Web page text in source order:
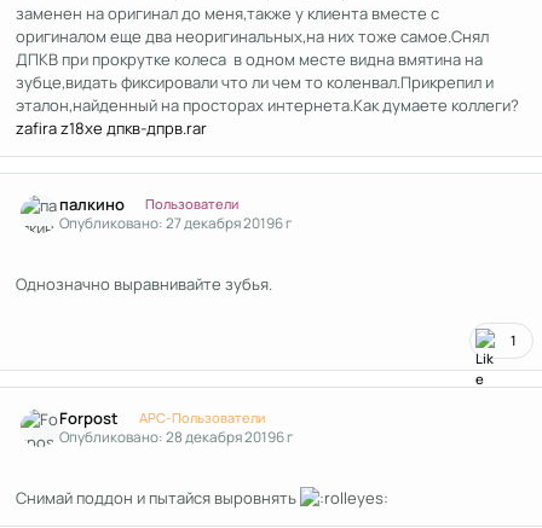
заменен на оригинал до меня,также у клиента вместе с
оригиналом еще два неоригинальных,на них тоже самое.Снял
ДПКВ при прокрутке колеса в одном месте видна вмятина на
зубце,видать фиксировали что ли чем то коленвал.Прикрепил и
эталон,найденный на просторах интернета.Как думаете коллеги?
zafira z18xe дпкв-дпрв.rar
палкино Пользователи
Опубликовано:27 декабря 20196 г
Однозначно выравнивайте зубья.
1
Forpost APC-Пользователи
Опубликовано:28 декабря 20196 г
Снимай поддон и пытайся выровнять